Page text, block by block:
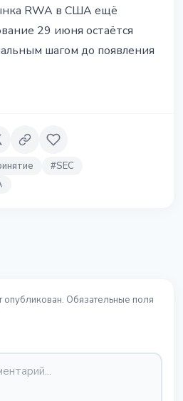
RWA в США ещё
29 июня остаётся
шагом до появления
#SEC
Обязательные поля